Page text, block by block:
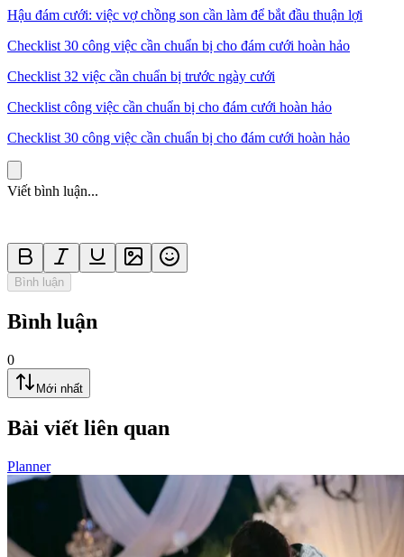
Hậu đám cưới: việc vợ chồng son cần làm để bắt đầu thuận lợi
Checklist 30 công việc cần chuẩn bị cho đám cưới hoàn hảo
Checklist 32 việc cần chuẩn bị trước ngày cưới
Checklist công việc cần chuẩn bị cho đám cưới hoàn hảo
Checklist 30 công việc cần chuẩn bị cho đám cưới hoàn hảo
Viết bình luận...
Bình luận
Bình luận
0
Mới nhất
Bài viết liên quan
Planner